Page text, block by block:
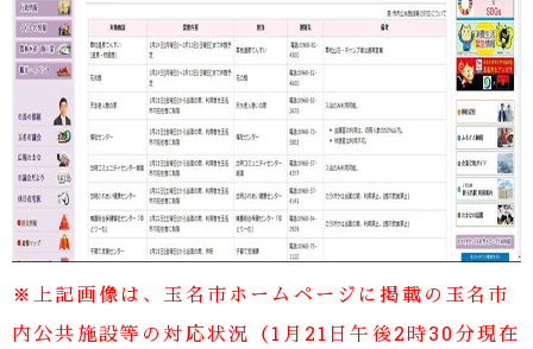
※上記画像は、玉名市ホームページに掲載の玉名市
内公共施設等の対応状況（1月21日午後2時30分現在